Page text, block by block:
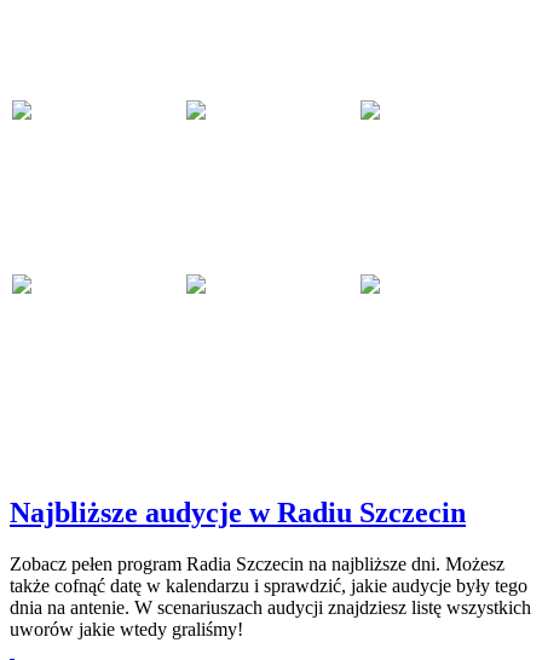
Najbliższe audycje w Radiu Szczecin
Zobacz pełen program Radia Szczecin na najbliższe dni. Możesz
także cofnąć datę w kalendarzu i sprawdzić, jakie audycje były tego
dnia na antenie. W scenariuszach audycji znajdziesz listę wszystkich
uworów jakie wtedy graliśmy!